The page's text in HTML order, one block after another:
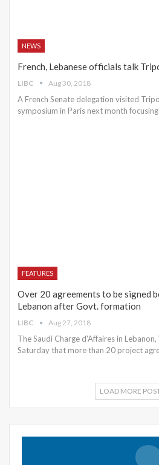
NEWS
French, Lebanese officials talk
LIBC Aug 30, 2018
A French Senate delegation visited
symposium in Paris next month
FEATURES
Over 20 agreements to be signed
Lebanon after Govt. formation
LIBC Aug 27, 2018
The Saudi Charge d'Affaires in
Saturday that more than 20 project
LOAD MORE